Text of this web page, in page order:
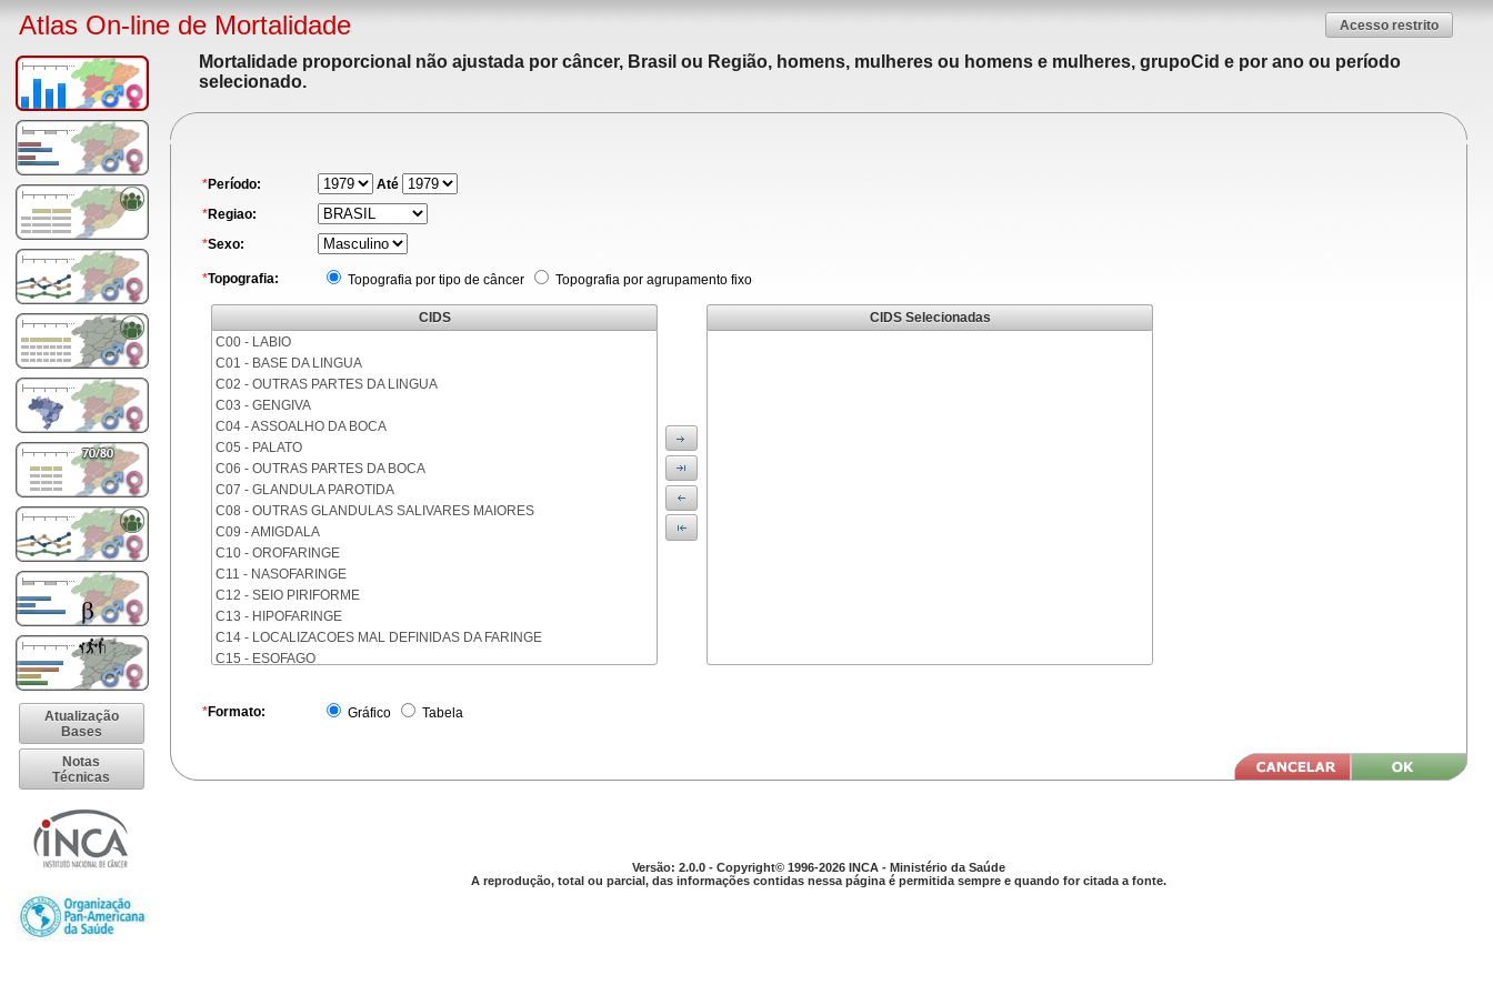
Atlas On-line de Mortalidade Acesso restrito
Atualização
Bases
Notas
Técnicas
Mortalidade proporcional não ajustada por câncer, Brasil ou Região, homens, mulheres ou homens e mulheres, grupoCid e por ano ou período
selecionado.
*Período:
Até
*Regiao:
*Sexo:
*Topografia: Topografia por tipo de câncer Topografia por agrupamento fixo
CIDS
C00 - LABIO
C01 - BASE DA LINGUA
C02 - OUTRAS PARTES DA LINGUA
C03 - GENGIVA
C04 - ASSOALHO DA BOCA
C05 - PALATO
C06 - OUTRAS PARTES DA BOCA
C07 - GLANDULA PAROTIDA
C08 - OUTRAS GLANDULAS SALIVARES MAIORES
C09 - AMIGDALA
C10 - OROFARINGE
C11 - NASOFARINGE
C12 - SEIO PIRIFORME
C13 - HIPOFARINGE
C14 - LOCALIZACOES MAL DEFINIDAS DA FARINGE
C15 - ESOFAGO
C17 - INTESTINO DELGADO
C21 - ANUS E CANAL ANAL
C26 - LOCALIZACOES MAL DEFINIDAS NO APARELHO DIGESTIVO
CIDS Selecionadas
*Formato: Gráfico Tabela
Versão: 2.0.0 - Copyright© 1996-2026 INCA - Ministério da Saúde
A reprodução, total ou parcial, das informações contidas nessa página é permitida sempre e quando for citada a fonte.